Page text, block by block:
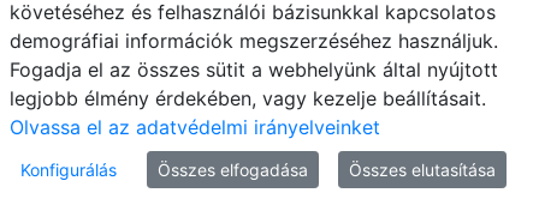
© MATE 2021
követéséhez és felhasználói bázisunkkal kapcsolatos
demográfiai információk megszerzéséhez használjuk.
Fogadja el az összes sütit a webhelyünk által nyújtott
legjobb élmény érdekében, vagy kezelje beállításait.
Olvassa el az adatvédelmi irányelveinket
Konfigurálás Összes elfogadása Összes elutasítása